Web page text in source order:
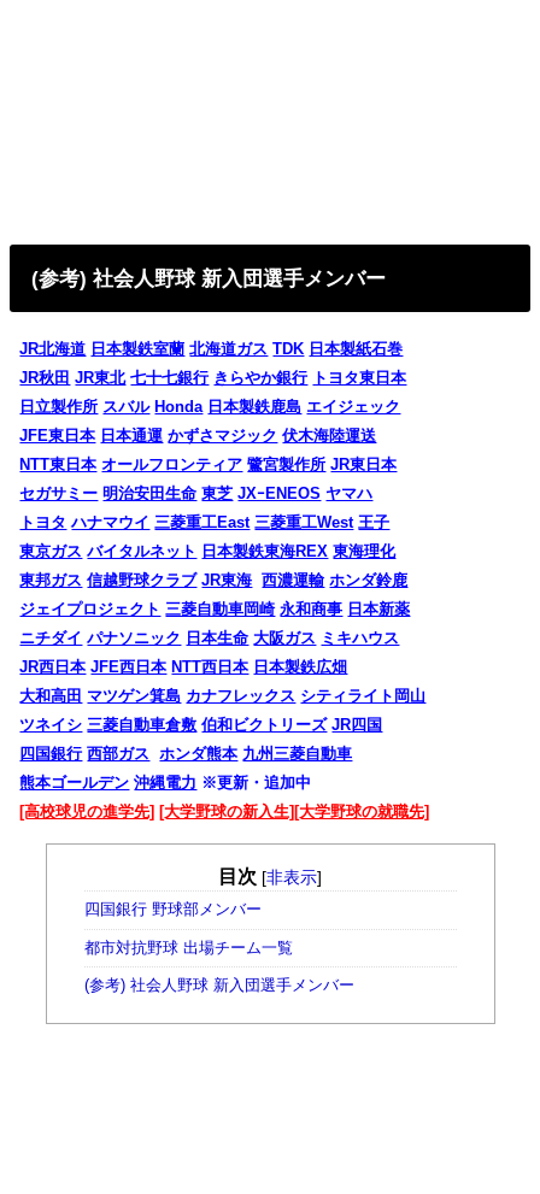
(参考) 社会人野球 新入団選手メンバー
JR北海道 日本製鉄室蘭 北海道ガス TDK 日本製紙石巻
JR秋田 JR東北 七十七銀行 きらやか銀行 トヨタ東日本
日立製作所 スバル Honda 日本製鉄鹿島 エイジェック
JFE東日本 日本通運 かずさマジック 伏木海陸運送
NTT東日本 オールフロンティア 鷺宮製作所 JR東日本
セガサミー 明治安田生命 東芝 JXｰENEOS ヤマハ
トヨタ ハナマウイ 三菱重工East 三菱重工West 王子
東京ガス バイタルネット 日本製鉄東海REX 東海理化
東邦ガス 信越野球クラブ JR東海 西濃運輸 ホンダ鈴鹿
ジェイプロジェクト 三菱自動車岡崎 永和商事 日本新薬
ニチダイ パナソニック 日本生命 大阪ガス ミキハウス
JR西日本 JFE西日本 NTT西日本 日本製鉄広畑
大和高田 マツゲン箕島 カナフレックス シティライト岡山
ツネイシ 三菱自動車倉敷 伯和ビクトリーズ JR四国
四国銀行 西部ガス ホンダ熊本 九州三菱自動車
熊本ゴールデン 沖縄電力 ※更新・追加中
[高校球児の進学先] [大学野球の新入生][大学野球の就職先]
目次 [非表示]
四国銀行 野球部メンバー
都市対抗野球 出場チーム一覧
(参考) 社会人野球 新入団選手メンバー